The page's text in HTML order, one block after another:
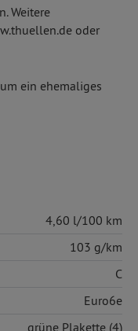
Weitere
oder
ein ehemaliges
4,60 l/100 km
103 g/km
C
Euro6e
grüne Plakette (4)